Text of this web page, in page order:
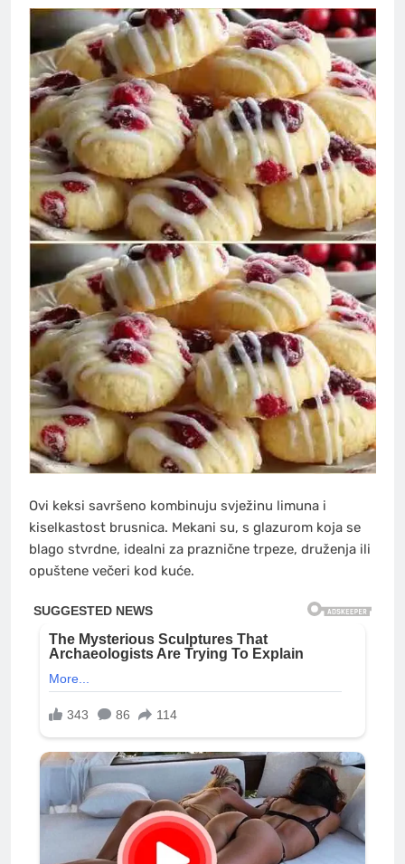
Ovi keksi savršeno kombinuju svježinu limuna i
kiselkastost brusnica. Mekani su, s glazurom koja se
blago stvrdne, idealni za praznične trpeze, druženja ili
opuštene večeri kod kuće.